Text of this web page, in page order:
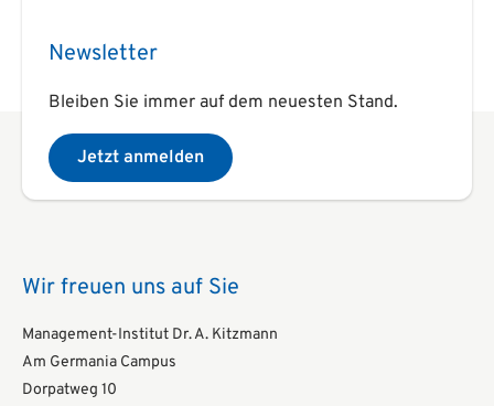
Newsletter
Bleiben Sie immer auf dem neuesten Stand.
Jetzt anmelden
Wir freuen uns auf Sie
Management-Institut Dr. A. Kitzmann
Am Germania Campus
Dorpatweg 10